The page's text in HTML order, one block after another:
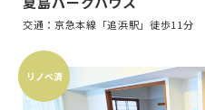
交通：京急本線「追浜駅」徒歩11分
リノベ済